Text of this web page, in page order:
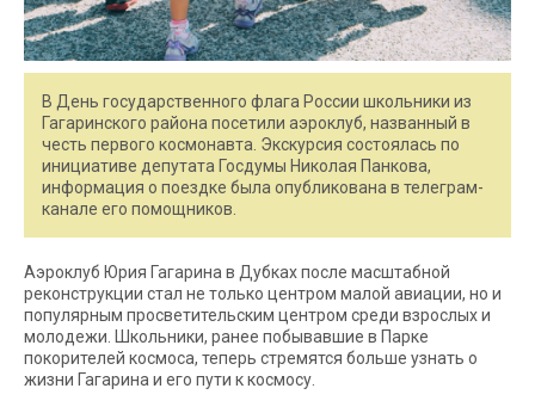
В День государственного флага России школьники из
Гагаринского района посетили аэроклуб, названный в
честь первого космонавта. Экскурсия состоялась по
инициативе депутата Госдумы Николая Панкова,
информация о поездке была опубликована в телеграм-
канале его помощников.
Аэроклуб Юрия Гагарина в Дубках после масштабной
реконструкции стал не только центром малой авиации, но и
популярным просветительским центром среди взрослых и
молодежи. Школьники, ранее побывавшие в Парке
покорителей космоса, теперь стремятся больше узнать о
жизни Гагарина и его пути к космосу.